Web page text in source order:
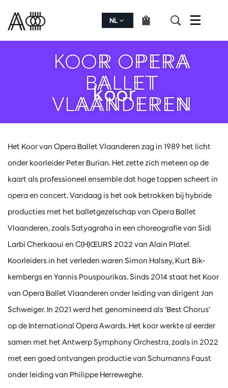
NL Menu
KOOR OPERA
BALLET
VLAANDEREN
koor
Het Koor van Opera Ballet Vlaanderen zag in 1989 het licht
onder koorleider Peter Burian. Het zette zich meteen op de
kaart als professioneel ensemble dat hoge toppen scheert in
opera en concert. Vandaag is het ook betrokken bij hybride
producties met het balletgezelschap van Opera Ballet
Vlaanderen, zoals Satyagraha in een choreografie van Sidi
Larbi Cherkaoui en C(H)ŒURS 2022 van Alain Platel.
Koorleiders in het verleden waren Simon Halsey, Kurt Bik-
kembergs en Yannis Pouspourikas. Sinds 2014 staat het Koor
van Opera Ballet Vlaanderen onder leiding van dirigent Jan
Schweiger. In 2021 werd het genomineerd als ‘Best Chorus’
op de International Opera Awards. Het koor werkte al eerder
samen met het Antwerp Symphony Orchestra, zoals in 2022
met een goed ontvangen productie van Schumanns Faust
onder leiding van Philippe Herreweghe.